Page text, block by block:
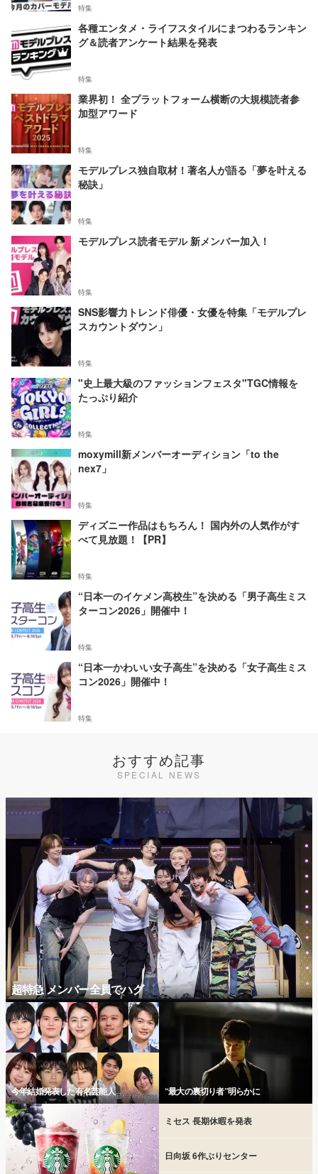
特集
各種エンタメ・ライフスタイルにまつわるランキン
グ＆読者アンケート結果を発表
特集
業界初！ 全プラットフォーム横断の大規模読者参
加型アワード
特集
モデルプレス独自取材！著名人が語る「夢を叶える
秘訣」
特集
モデルプレス読者モデル 新メンバー加入！
特集
SNS影響力トレンド俳優・女優を特集「モデルプレ
スカウントダウン」
特集
"史上最大級のファッションフェスタ"TGC情報を
たっぷり紹介
特集
moxymill新メンバーオーディション「to the
nex7」
特集
ディズニー作品はもちろん！ 国内外の人気作がす
べて見放題！【PR】
特集
“日本一のイケメン高校生”を決める「男子高生ミス
ターコン2026」開催中！
特集
“日本一かわいい女子高生”を決める「女子高生ミス
コン2026」開催中！
特集
おすすめ記事
SPECIAL NEWS
超特急 メンバー全員でハグ
今年結婚発表した有名芸能人 “最大の裏切り者”明らかに
ミセス 長期休暇を発表
日向坂 6作ぶりセンター